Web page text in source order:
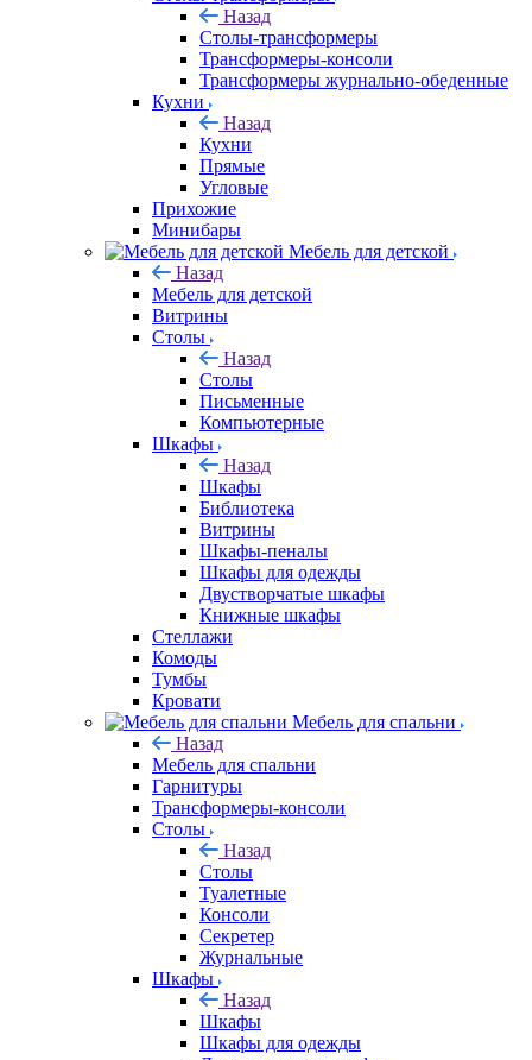
Назад
Столы-трансформеры
Трансформеры-консоли
Трансформеры журнально-обеденные
Кухни
Назад
Кухни
Прямые
Угловые
Прихожие
Минибары
Мебель для детской
Назад
Мебель для детской
Витрины
Столы
Назад
Столы
Письменные
Компьютерные
Шкафы
Назад
Шкафы
Библиотека
Витрины
Шкафы-пеналы
Шкафы для одежды
Двустворчатые шкафы
Книжные шкафы
Стеллажи
Комоды
Тумбы
Кровати
Мебель для спальни
Назад
Мебель для спальни
Гарнитуры
Трансформеры-консоли
Столы
Назад
Столы
Туалетные
Консоли
Секретер
Журнальные
Шкафы
Назад
Шкафы
Шкафы для одежды